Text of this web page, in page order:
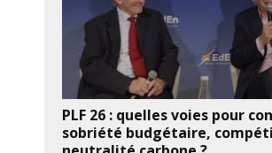
PLF 26 : quelles voies pour
sobriété budgétaire,